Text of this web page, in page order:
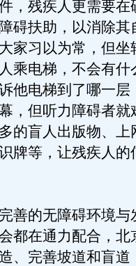
，残疾人更需要在
碍扶助，以消除其
家习以为常，但坐
乘电梯，不会有什
他电梯到了哪一层
，但听力障碍者就
的盲人出版物、上
牌等，让残疾人的
的无障碍环境与
都在通力配合，北
、完善坡道和盲道